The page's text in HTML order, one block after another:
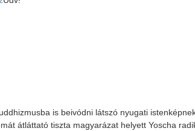
is beivódni látszó nyugati
átláttató tiszta magyarázat helyett Yoscha